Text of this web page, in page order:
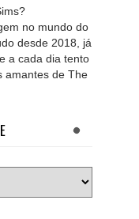
no mundo do
desde 2018, já
a cada dia tento
amantes de The